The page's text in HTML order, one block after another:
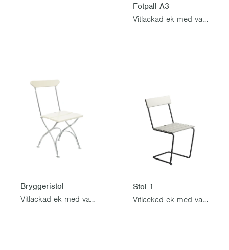
Fotpall A3
Vitlackad ek med varmförzinkat stativ
Bryggeristol
Vitlackad ek med varmförzinkat stativ
Stol 1
Vitlackad ek med varmförzinkat stativ